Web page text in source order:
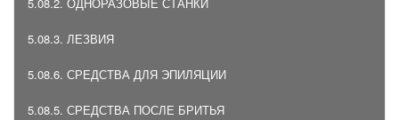
5.08.3. ЛЕЗВИЯ
5.08.6. СРЕДСТВА ДЛЯ ЭПИЛЯЦИИ
5.08.5. СРЕДСТВА ПОСЛЕ БРИТЬЯ